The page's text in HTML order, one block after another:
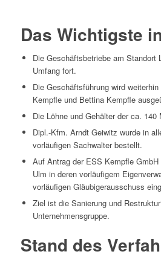
Das Wichtigste
Die Geschäftsbetriebe am Standort
Umfang fort.
Die Geschäftsführung wird
Kempfle und Bettina Kempfle
Die Löhne und Gehälter der ca.
Dipl.-Kfm. Arndt Geiwitz wurde in
vorläufigen Sachwalter bestellt.
Auf Antrag der ESS Kempfle
Ulm in deren vorläufigem
vorläufigen Gläubigerausschuss
Ziel ist die Sanierung und
Unternehmensgruppe.
Stand des